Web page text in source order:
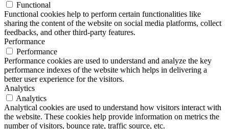
Functional
Functional cookies help to perform certain functionalities like
sharing the content of the website on social media platforms, collect
feedbacks, and other third-party features.
Performance
Performance
Performance cookies are used to understand and analyze the key
performance indexes of the website which helps in delivering a
better user experience for the visitors.
Analytics
Analytics
Analytical cookies are used to understand how visitors interact with
the website. These cookies help provide information on metrics the
number of visitors, bounce rate, traffic source, etc.